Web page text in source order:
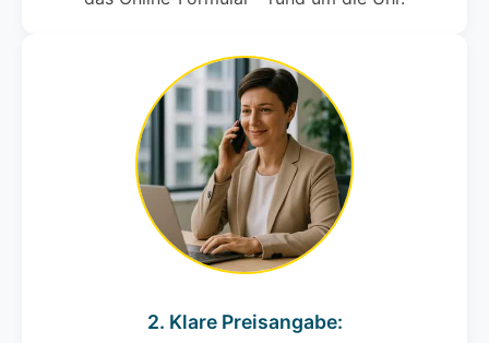
2. Klare Preisangabe: